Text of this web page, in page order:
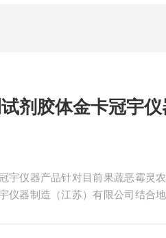
剂胶体金卡冠宇仪
宇仪器产品针对目前果蔬恶霉灵
仪器制造（江苏）有限公司结合